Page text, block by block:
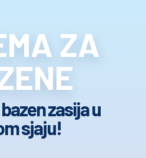
ZA
zasija u
sjaju!